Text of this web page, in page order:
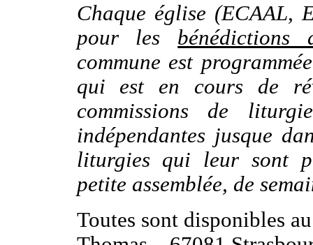
Chaque église (ECAAL,
pour les bénédictions
commune est
qui est en cours de
commissions de
indépendantes jusque
liturgies qui leur sont
petite assemblée, de
Toutes sont disponibles